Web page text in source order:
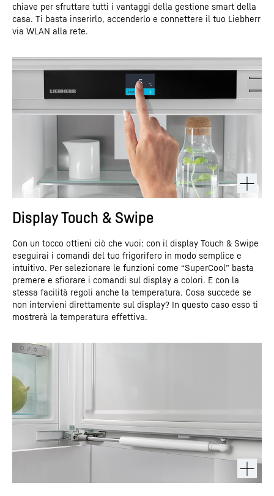
chiave per sfruttare tutti i vantaggi della gestione smart della
casa. Ti basta inserirlo, accenderlo e connettere il tuo Liebherr
via WLAN alla rete.
Display Touch & Swipe
Con un tocco ottieni ciò che vuoi: con il display Touch & Swipe
eseguirai i comandi del tuo frigorifero in modo semplice e
intuitivo. Per selezionare le funzioni come “SuperCool” basta
premere e sfiorare i comandi sul display a colori. E con la
stessa facilità regoli anche la temperatura. Cosa succede se
non intervieni direttamente sul display? In questo caso esso ti
mostrerà la temperatura effettiva.